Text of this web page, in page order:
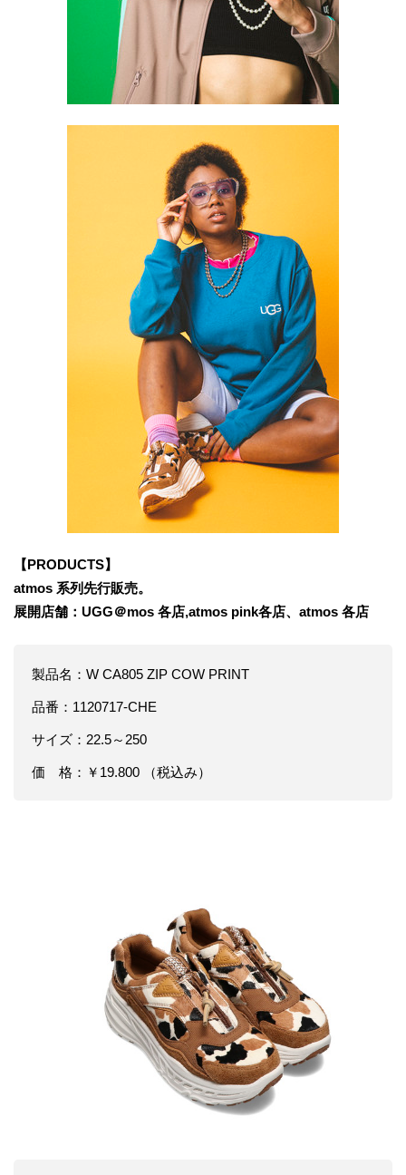
【PRODUCTS】
atmos 系列先行販売。
展開店舗：UGG＠mos 各店,atmos pink各店、atmos 各店
製品名：W CA805 ZIP COW PRINT
品番：1120717-CHE
サイズ：22.5～250
価 格：￥19.800 （税込み）